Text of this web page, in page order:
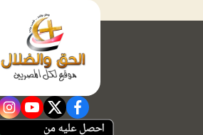
facebook
twitter